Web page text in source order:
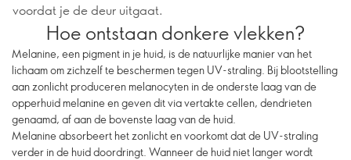
voordat je de deur uitgaat.
Hoe ontstaan donkere vlekken?
Melanine, een pigment in je huid, is de natuurlijke manier van het
lichaam om zichzelf te beschermen tegen UV-straling. Bij blootstelling
aan zonlicht produceren melanocyten in de onderste laag van de
opperhuid melanine en geven dit via vertakte cellen, dendrieten
genaamd, af aan de bovenste laag van de huid.
Melanine absorbeert het zonlicht en voorkomt dat de UV-straling
verder in de huid doordringt. Wanneer de huid niet langer wordt